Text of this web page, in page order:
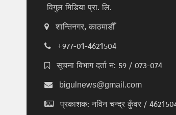
विगुल मिडिया प्रा. लि.
शान्तिनगर, काठमाडौँ
+977-01-4621504
सूचना बिभाग दर्ता न: 59 / 073-074
bigulnews@gmail.com
प्रकाशक: नविन चन्द्र कुँवर /